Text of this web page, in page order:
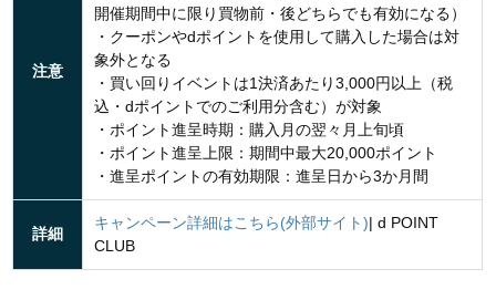
注意
開催期間中に限り買物前・後どちらでも有効になる）
・クーポンやdポイントを使用して購入した場合は対
象外となる
・買い回りイベントは1決済あたり3,000円以上（税
込・dポイントでのご利用分含む）が対象
・ポイント進呈時期：購入月の翌々月上旬頃
・ポイント進呈上限：期間中最大20,000ポイント
・進呈ポイントの有効期限：進呈日から3か月間
詳細
キャンペーン詳細はこちら(外部サイト)| d POINT
CLUB